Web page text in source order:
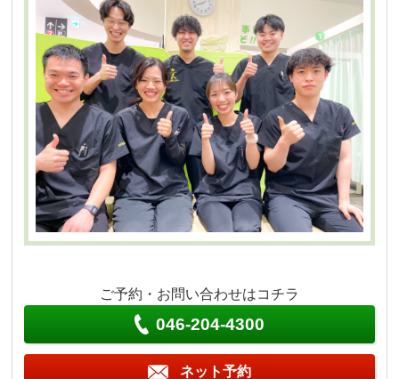
ご予約・お問い合わせはコチラ
046-204-4300
ネット予約